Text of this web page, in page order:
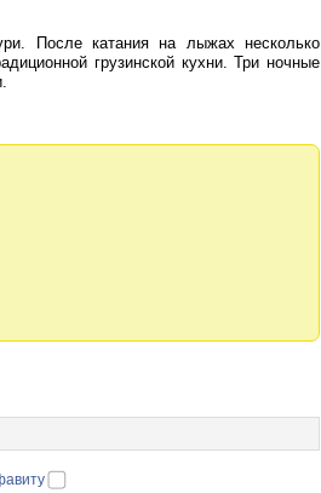
После катания на лыжах несколько
грузинской кухни. Три ночные